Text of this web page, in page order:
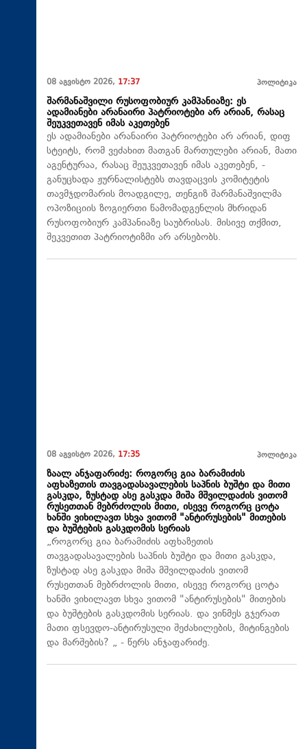
08 აგვისტო 2026, 17:37 პოლიტიკა
შარმანაშვილი რუსოფობიურ კამპანიაზე: ეს
ადამიანები არანაირი პატრიოტები არ არიან, რასაც
შეუკვეთავენ იმას აკეთებენ
ეს ადამიანები არანაირი პატრიოტები არ არიან, დიფ
სტეიტს, რომ ვეძახით მათგან მართულები არიან, მათი
აგენტურაა, რასაც შეუკვეთავენ იმას აკეთებენ, -
განუცხადა ჟურნალისტებს თავდაცვის კომიტეტის
თავმჯდომარის მოადგილე, თენგიზ შარმანაშვილმა
ოპოზიციის ზოგიერთი წამომადგენლის მხრიდან
რუსოფობიურ კამპანიაზე საუბრისას. მისივე თქმით,
შეკვეთით პატრიოტიზმი არ არსებობს.
08 აგვისტო 2026, 17:35 პოლიტიკა
ზაალ ანჯაფარიძე: როგორც გია ბარამიძის
აფხაზეთის თავგადასავალების საპნის ბუშტი და მითი
გასკდა, ზუსტად ასე გასკდა მიშა მშვილდაძის ვითომ
რუსეთთან მებრძოლის მითი, ისევე როგორც ცოტა
ხანში ვიხილავთ სხვა ვითომ "ანტირუსების" მითების
და ბუშტების გასკდომის სერიას
„როგორც გია ბარამიძის აფხაზეთის
თავგადასავალების საპნის ბუშტი და მითი გასკდა,
ზუსტად ასე გასკდა მიშა მშვილდაძის ვითომ
რუსეთთან მებრძოლის მითი, ისევე როგორც ცოტა
ხანში ვიხილავთ სხვა ვითომ "ანტირუსების" მითების
და ბუშტების გასკდომის სერიას. და ვინმეს გჯერათ
მათი ფსევდო-ანტირუსული შეძახილების, მიტინგების
და მარშების? „ - წერს ანჯაფარიძე.